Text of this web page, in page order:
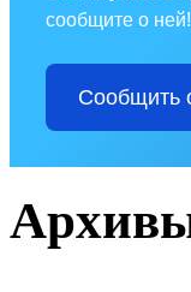
сообщите о ней!
Сообщить
Архивы